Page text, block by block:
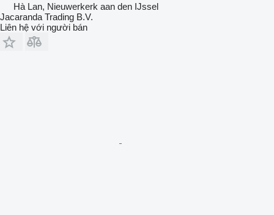
Hà Lan, Nieuwerkerk aan den IJssel
Jacaranda Trading B.V.
Liên hệ với người bán